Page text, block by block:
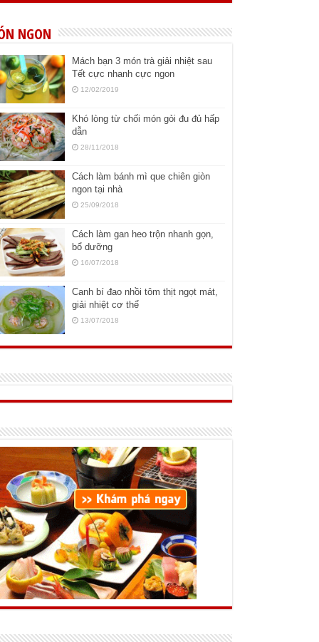
NGON
Mách bạn 3 món trà giải nhiệt sau
Tết cực nhanh cực ngon
12/02/2019
Khó lòng từ chối món gỏi đu đủ hấp
dẫn
28/11/2018
Cách làm bánh mì que chiên giòn
ngon tại nhà
25/09/2018
Cách làm gan heo trộn nhanh gọn,
bổ dưỡng
16/07/2018
Canh bí đao nhồi tôm thịt ngọt mát,
giải nhiệt cơ thể
13/07/2018